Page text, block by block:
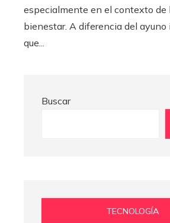
especialmente en el contexto de
bienestar. A diferencia del
que...
Buscar
TECNOLOGÍA